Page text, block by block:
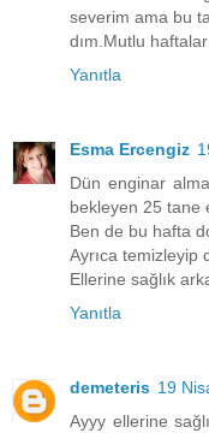
severim ama bu
dım.Mutlu
Yanıtla
Esma Ercengiz
Dün enginar
bekleyen 25 tane
Ben de bu hafta
Ayrıca temizleyip
Ellerine sağlık
Yanıtla
demeteris 19
Ayyy ellerine